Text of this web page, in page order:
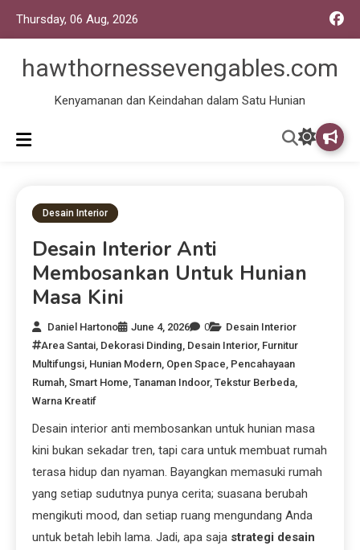
Thursday, 06 Aug, 2026
hawthornessevengables.com
Kenyamanan dan Keindahan dalam Satu Hunian
Desain Interior
Desain Interior Anti
Membosankan Untuk Hunian
Masa Kini
Daniel Hartono June 4, 2026 0
Desain Interior
Area Santai Dekorasi Dinding Desain Interior, Furnitur
Multifungsi Hunian Modern Open Space Pencahayaan
Rumah Smart Home Tanaman Indoor, Tekstur Berbeda
Warna Kreatif
Desain interior anti membosankan untuk hunian masa
kini bukan sekadar tren, tapi cara untuk membuat rumah
terasa hidup dan nyaman. Bayangkan memasuki rumah
yang setiap sudutnya punya cerita; suasana berubah
mengikuti mood, dan setiap ruang mengundang Anda
untuk betah lebih lama. Jadi, apa saja strategi desain